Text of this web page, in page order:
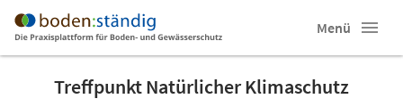
Menü
Treffpunkt Natürlicher Klimaschutz